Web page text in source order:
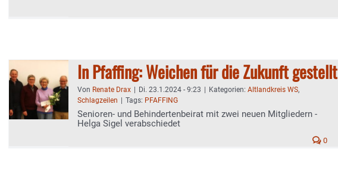
In Pfaffing: Weichen für die Zukunft gestellt
Von Renate Drax Di. 23.1.2024 - 9:23 Kategorien: Altlandkreis WS,
Schlagzeilen
Tags: PFAFFING
Senioren- und Behindertenbeirat mit zwei neuen Mitgliedern -
Helga Sigel verabschiedet
0